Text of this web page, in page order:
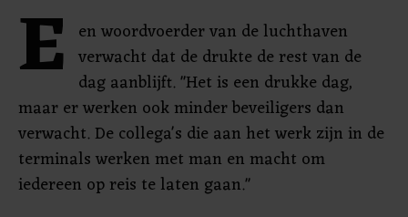
E en woordvoerder van de luchthaven
verwacht dat de drukte de rest van de
dag aanblijft. "Het is een drukke dag,
maar er werken ook minder beveiligers dan
verwacht. De collega's die aan het werk zijn in de
terminals werken met man en macht om
iedereen op reis te laten gaan."